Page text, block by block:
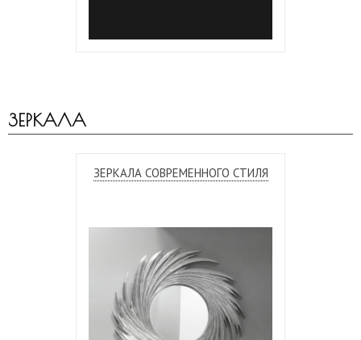
ЗЕРКАЛА
ЗЕРКАЛА СОВРЕМЕННОГО СТИЛЯ